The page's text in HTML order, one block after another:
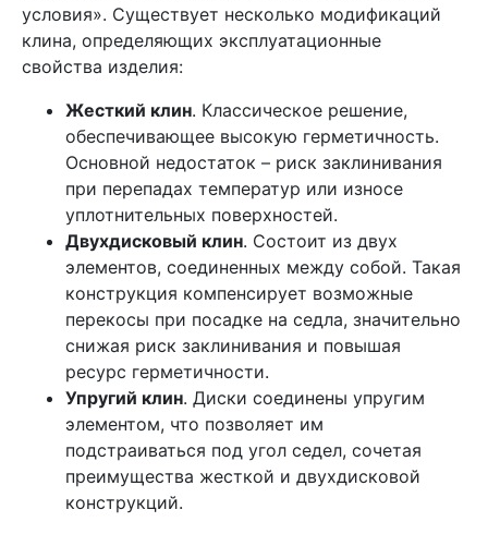
условия». Существует несколько модификаций
клина, определяющих эксплуатационные
свойства изделия:
Жесткий клин. Классическое решение,
обеспечивающее высокую герметичность.
Основной недостаток – риск заклинивания
при перепадах температур или износе
уплотнительных поверхностей.
Двухдисковый клин. Состоит из двух
элементов, соединенных между собой. Такая
конструкция компенсирует возможные
перекосы при посадке на седла, значительно
снижая риск заклинивания и повышая
ресурс герметичности.
Упругий клин. Диски соединены упругим
элементом, что позволяет им
подстраиваться под угол седел, сочетая
преимущества жесткой и двухдисковой
конструкций.